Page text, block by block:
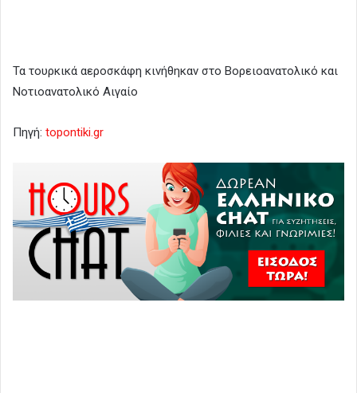
Τα τουρκικά αεροσκάφη κινήθηκαν στο Βορειοανατολικό και
Νοτιοανατολικό Αιγαίο
Πηγή: topontiki.gr